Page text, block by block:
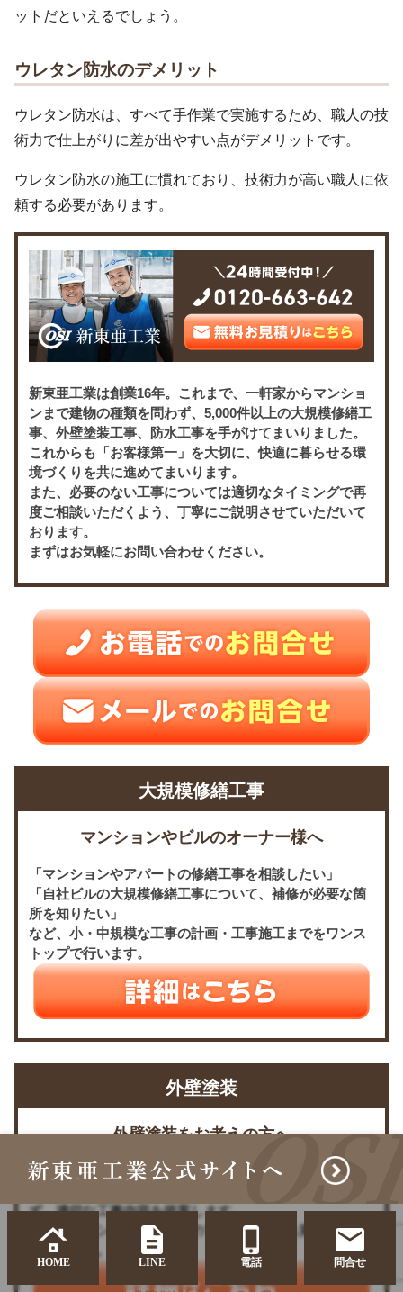
ットだといえるでしょう。
ウレタン防水のデメリット
ウレタン防水は、すべて手作業で実施するため、職人の技
術力で仕上がりに差が出やすい点がデメリットです。
ウレタン防水の施工に慣れており、技術力が高い職人に依
頼する必要があります。
新東亜工業は創業16年。これまで、一軒家からマンショ
ンまで建物の種類を問わず、5,000件以上の大規模修繕工
事、外壁塗装工事、防水工事を手がけてまいりました。
これからも「お客様第一」を大切に、快適に暮らせる環
境づくりを共に進めてまいります。
また、必要のない工事については適切なタイミングで再
度ご相談いただくよう、丁寧にご説明させていただいて
おります。
まずはお気軽にお問い合わせください。
大規模修繕工事
マンションやビルのオーナー様へ
「マンションやアパートの修繕工事を相談したい」
「自社ビルの大規模修繕工事について、補修が必要な箇
所を知りたい」
など、小・中規模な工事の計画・工事施工までをワンス
トップで行います。
外壁塗装
外壁塗装をお考えの方へ
外壁塗装をどこに依頼すれば良いか分らない場合、新東
ず、適切な工事内容を提案します。
中間マージンがかからないので、費用的にも満足いただ
いています。
HOME LINE 電話 問合せ